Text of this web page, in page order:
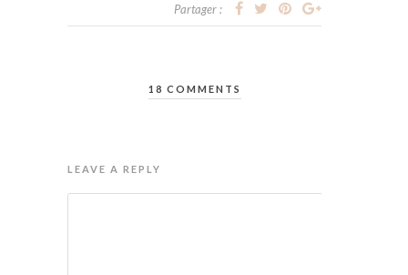
Partager :
18 COMMENTS
LEAVE A REPLY